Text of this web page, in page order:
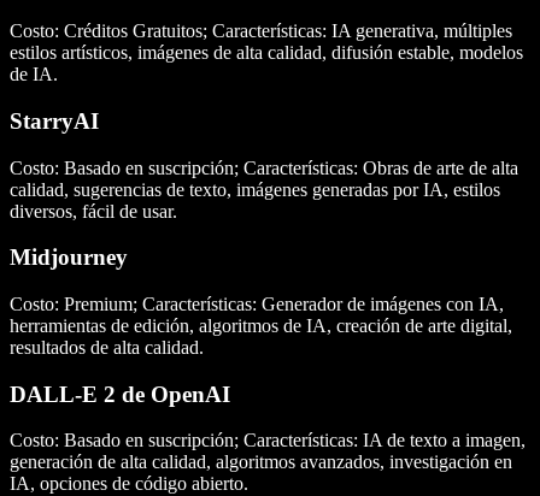
Costo: Créditos Gratuitos; Características: IA generativa, múltiples
estilos artísticos, imágenes de alta calidad, difusión estable, modelos
de IA.
StarryAI
Costo: Basado en suscripción; Características: Obras de arte de alta
calidad, sugerencias de texto, imágenes generadas por IA, estilos
diversos, fácil de usar.
Midjourney
Costo: Premium; Características: Generador de imágenes con IA,
herramientas de edición, algoritmos de IA, creación de arte digital,
resultados de alta calidad.
DALL-E 2 de OpenAI
Costo: Basado en suscripción; Características: IA de texto a imagen,
generación de alta calidad, algoritmos avanzados, investigación en
IA, opciones de código abierto.